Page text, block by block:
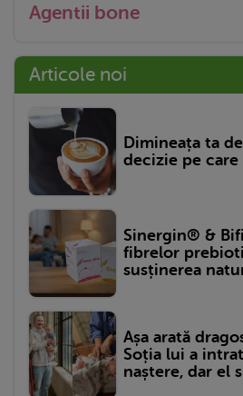
Agentii bone
Articole noi
Dimineața ta
decizie pe
Sinergin® &
fibrelor
susținerea
Așa arată
Soția lui a
naștere, dar el